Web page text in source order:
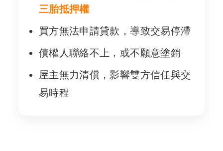
三胎抵押權
買方無法申請貸款，導致交易停滯
債權人聯絡不上，或不願意塗銷
屋主無力清償，影響雙方信任與交
易時程